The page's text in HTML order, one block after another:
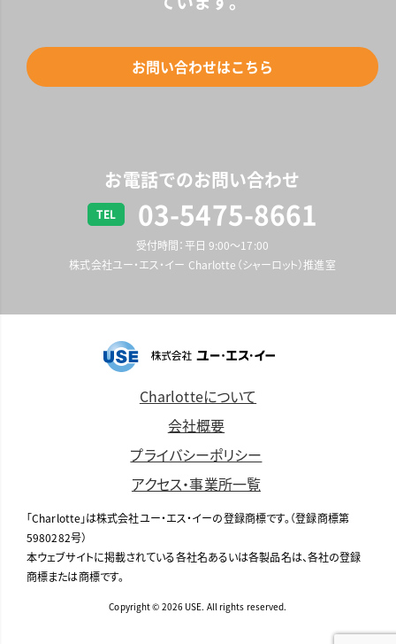
お問い合わせはこちら
お電話でのお問い合わせ
TEL 03-5475-8661
受付時間：平日 9:00〜17:00
株式会社ユー・エス・イー Charlotte（シャーロット）推進室
Charlotteについて
会社概要
プライバシーポリシー
アクセス・事業所一覧
「Charlotte」は株式会社ユー・エス・イーの登録商標です。（登録商標第
5980282号）
本ウェブサイトに掲載されている各社名あるいは各製品名は、各社の登録
商標または商標です。
Copyright © 2026 USE. All rights reserved.